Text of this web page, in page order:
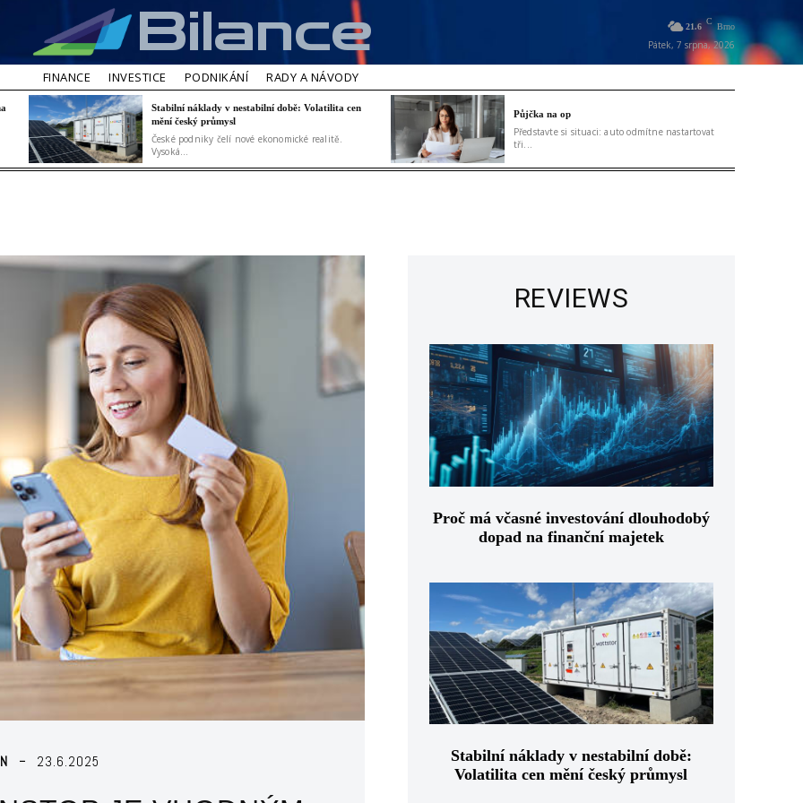
Bilance 21.6
C
Brno
Pátek, 7 srpna, 2026
FINANCE INVESTICE PODNIKÁNÍ RADY A NÁVODY
Stabilní náklady v nestabilní době: Volatilita cen
mění český průmysl
České podniky čelí nové ekonomické realitě.
Vysoká...
Půjčka na op
Představte si situaci: auto odmítne nastartovat
tři...
23.6.2025
REVIEWS
Proč má včasné investování dlouhodobý
dopad na finanční majetek
Stabilní náklady v nestabilní době:
Volatilita cen mění český průmysl